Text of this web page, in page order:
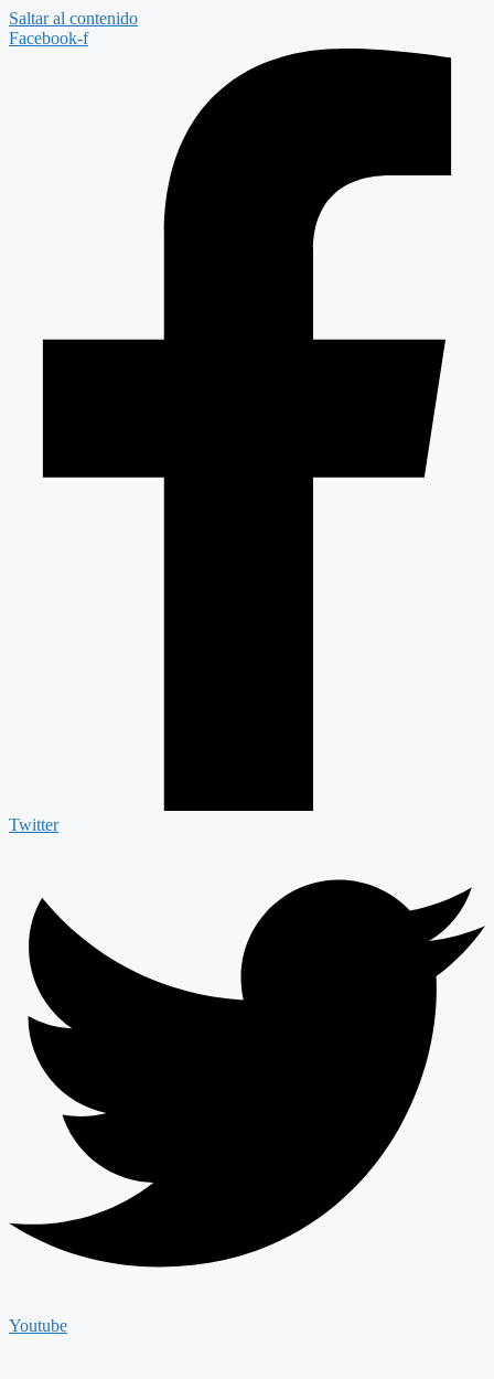
Saltar al contenido
Facebook-f
Twitter
Youtube